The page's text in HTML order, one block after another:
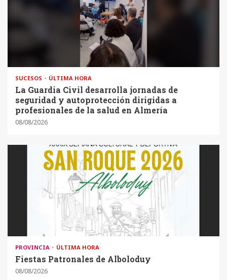
SUCESOS ÚLTIMA HORA
La Guardia Civil desarrolla jornadas de
seguridad y autoprotección dirigidas a
profesionales de la salud en Almería
08/08/2026
PROVINCIA ÚLTIMA HORA
Fiestas Patronales de Alboloduy
08/08/2026